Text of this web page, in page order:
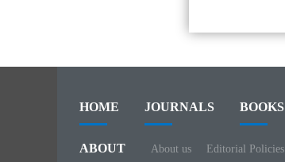
HOME JOURNALS BOOKS
ABOUT About us Editorial Policies